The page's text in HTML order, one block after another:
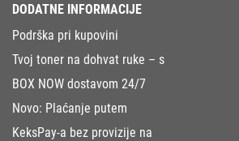
DODATNE INFORMACIJE
Podrška pri kupovini
Tvoj toner na dohvat ruke – s
BOX NOW dostavom 24/7
Novo: Plaćanje putem
KeksPay-a bez provizije na